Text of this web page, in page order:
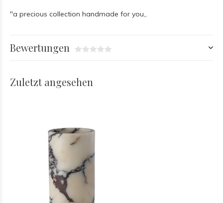
"a precious collection handmade for you,,
Bewertungen
Zuletzt angesehen